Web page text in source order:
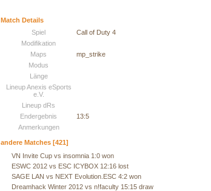
Match Details
Spiel
Call of Duty 4
Modifikation
Maps
mp_strike
Modus
Länge
Lineup Anexis eSports
e.V.
Lineup dRs
Endergebnis
13:5
Anmerkungen
andere Matches [421]
VN Invite Cup vs insomnia 1:0 won
ESWC 2012 vs ESC ICYBOX 12:16 lost
SAGE LAN vs NEXT Evolution.ESC 4:2 won
Dreamhack Winter 2012 vs n!faculty 15:15 draw